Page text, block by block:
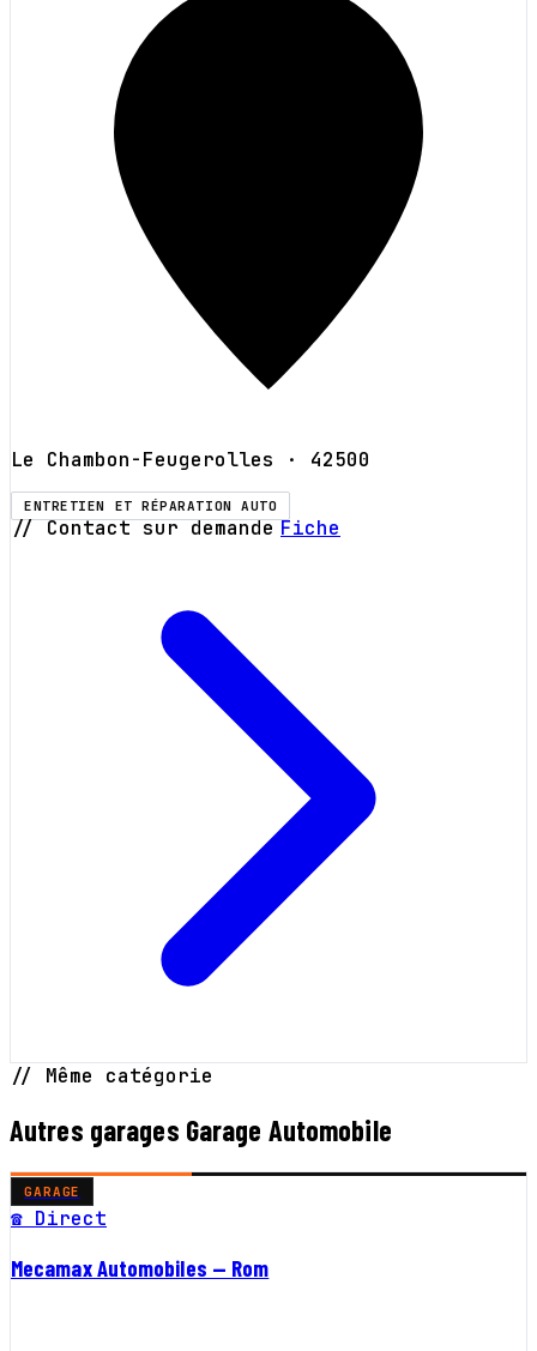
Le Chambon-Feugerolles · 42500
ENTRETIEN ET RÉPARATION AUTO
// Contact sur demande Fiche
// Même catégorie
Autres garages Garage Automobile
GARAGE
☎ Direct
Mecamax Automobiles — Rom